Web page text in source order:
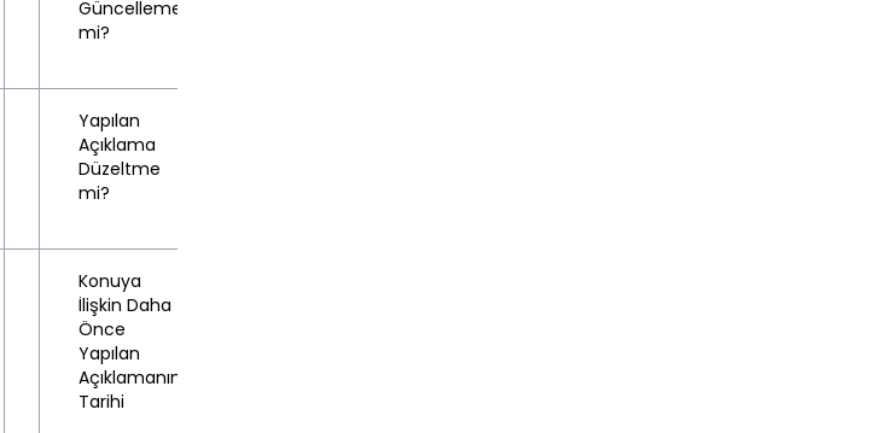
Güncelleme
mi?
Yapılan
Açıklama
Düzeltme
mi?
Konuya
İlişkin Daha
Önce
Yapılan
Açıklamanın
Tarihi